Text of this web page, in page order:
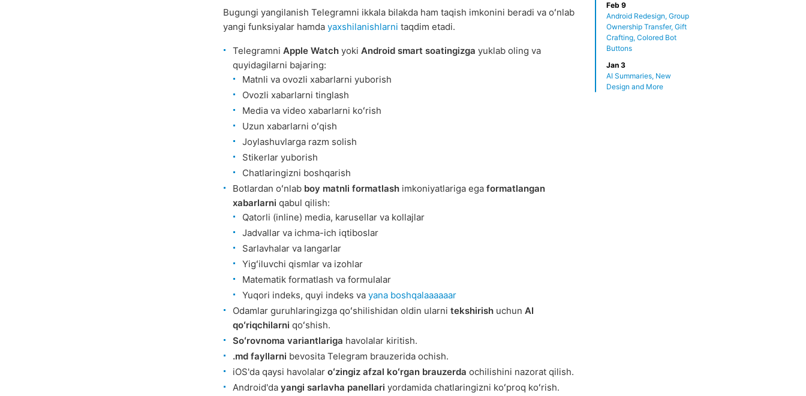
Feb 9
Android Redesign, Group
Ownership Transfer, Gift
Crafting, Colored Bot
Buttons
Jan 3
AI Summaries, New
Design and More
Bugungi yangilanish Telegramni ikkala bilakda ham taqish imkonini beradi va oʻnlab
yangi funksiyalar hamda yaxshilanishlarni taqdim etadi.
Telegramni Apple Watch yoki Android smart soatingizga yuklab oling va
quyidagilarni bajaring:
Matnli va ovozli xabarlarni yuborish
Ovozli xabarlarni tinglash
Media va video xabarlarni koʻrish
Uzun xabarlarni oʻqish
Joylashuvlarga razm solish
Stikerlar yuborish
Chatlaringizni boshqarish
Botlardan oʻnlab boy matnli formatlash imkoniyatlariga ega formatlangan
xabarlarni qabul qilish:
Qatorli (inline) media, karusellar va kollajlar
Jadvallar va ichma-ich iqtiboslar
Sarlavhalar va langarlar
Yigʻiluvchi qismlar va izohlar
Matematik formatlash va formulalar
Yuqori indeks, quyi indeks va yana boshqalaaaaaar
Odamlar guruhlaringizga qoʻshilishidan oldin ularni tekshirish uchun AI
qoʻriqchilarni qoʻshish.
Soʻrovnoma variantlariga havolalar kiritish.
.md fayllarni bevosita Telegram brauzerida ochish.
iOS'da qaysi havolalar oʻzingiz afzal koʻrgan brauzerda ochilishini nazorat qilish.
Android'da yangi sarlavha panellari yordamida chatlaringizni koʻproq koʻrish.